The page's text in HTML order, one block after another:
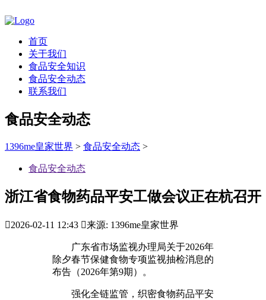
首页
关于我们
食品安全知识
食品安全动态
联系我们
食品安全动态
1396me皇家世界 > 食品安全动态 >
食品安全动态
浙江省食物药品平安工做会议正在杭召开
2026-02-11 12:43 来源: 1396me皇家世界
广东省市场监视办理局关于2026年
除夕春节保健食物专项监视抽检消息的
布告（2026年第9期）。
强化全链监管，织密食物药品平安